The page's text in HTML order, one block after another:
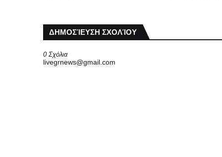
ΔΗΜΟΣΊΕΥΣΗ ΣΧΟΛΊΟΥ
0 Σχόλια
livegrnews@gmail.com